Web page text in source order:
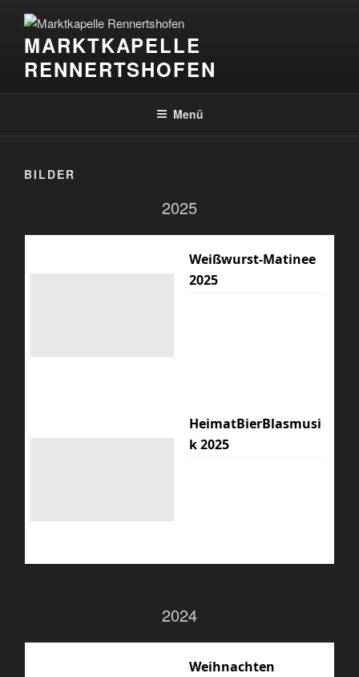
Inhalt
springenMARKTKAPELLE
RENNERTSHOFEN
Menü
BILDER
2025
Weißwurst-Matinee
2025
HeimatBierBlasmusi
k 2025
2024
Weihnachten